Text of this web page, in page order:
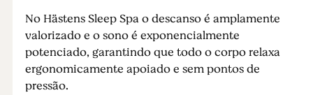
No Hästens Sleep Spa o descanso é amplamente
valorizado e o sono é exponencialmente
potenciado, garantindo que todo o corpo relaxa
ergonomicamente apoiado e sem pontos de
pressão.